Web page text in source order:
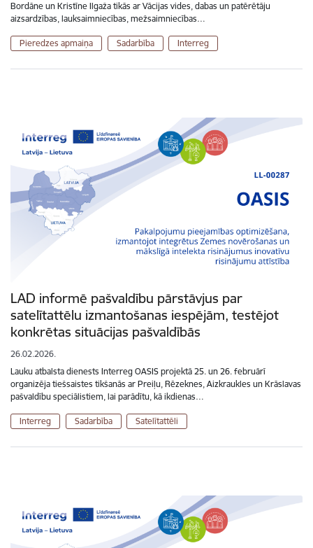
Bordāne un Kristīne Ilgaža tikās ar Vācijas vides, dabas un patērētāju
aizsardzības, lauksaimniecības, mežsaimniecības…
Pieredzes apmaiņa Sadarbība Interreg
LAD informē pašvaldību pārstāvjus par
satelītattēlu izmantošanas iespējām, testējot
konkrētas situācijas pašvaldībās
26.02.2026.
Lauku atbalsta dienests Interreg OASIS projektā 25. un 26. februārī
organizēja tiešsaistes tikšanās ar Preiļu, Rēzeknes, Aizkraukles un Krāslavas
pašvaldību speciālistiem, lai parādītu, kā ikdienas…
Interreg Sadarbība Satelītattēli